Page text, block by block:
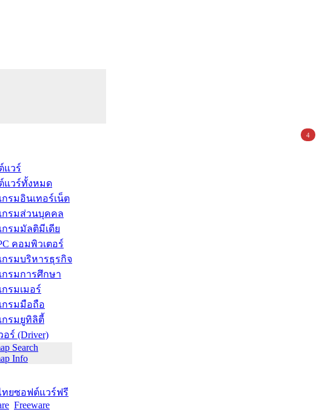
แวร์
แวร์ทั้งหมด
รมอินเทอร์เน็ต
กรมส่วนบุคคล
รมมัลติมีเดีย
คอมพิวเตอร์
รมบริหารธุรกิจ
กรมการศึกษา
รมเมอร์
กรมมือถือ
กรมยูทิลิตี้
อร์ (Driver)
Search
Info
ยซอฟต์แวร์ฟรี
Freeware
4